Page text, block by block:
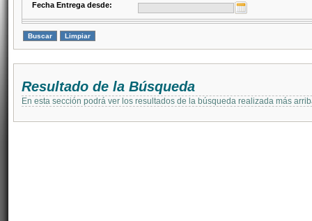
Fecha Entrega desde:
Resultado de la Búsqueda
En esta sección podrá ver los resultados de la búsqueda realizada más